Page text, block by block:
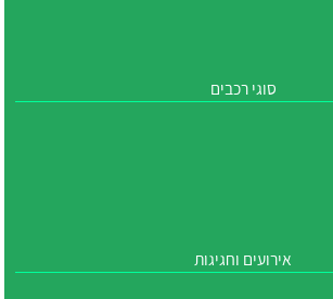
סוגי רכבים
אירועים וחגיגות